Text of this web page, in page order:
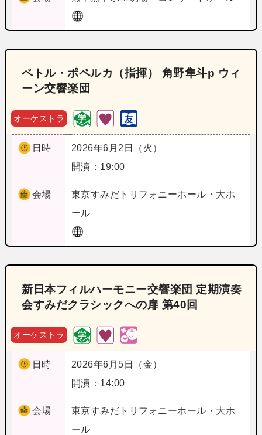
ペトル・ポペルカ（指揮） 角野隼斗p ウィ
ーン交響楽団
オーケストラ
日時
2026年6月2日（火）
開演：19:00
会場 東京すみだトリフォニーホール・大ホ
ール
新日本フィルハーモニー交響楽団 定期演奏
会すみだクラシックへの扉 第40回
オーケストラ
日時
2026年6月5日（金）
開演：14:00
会場 東京すみだトリフォニーホール・大ホ
ール